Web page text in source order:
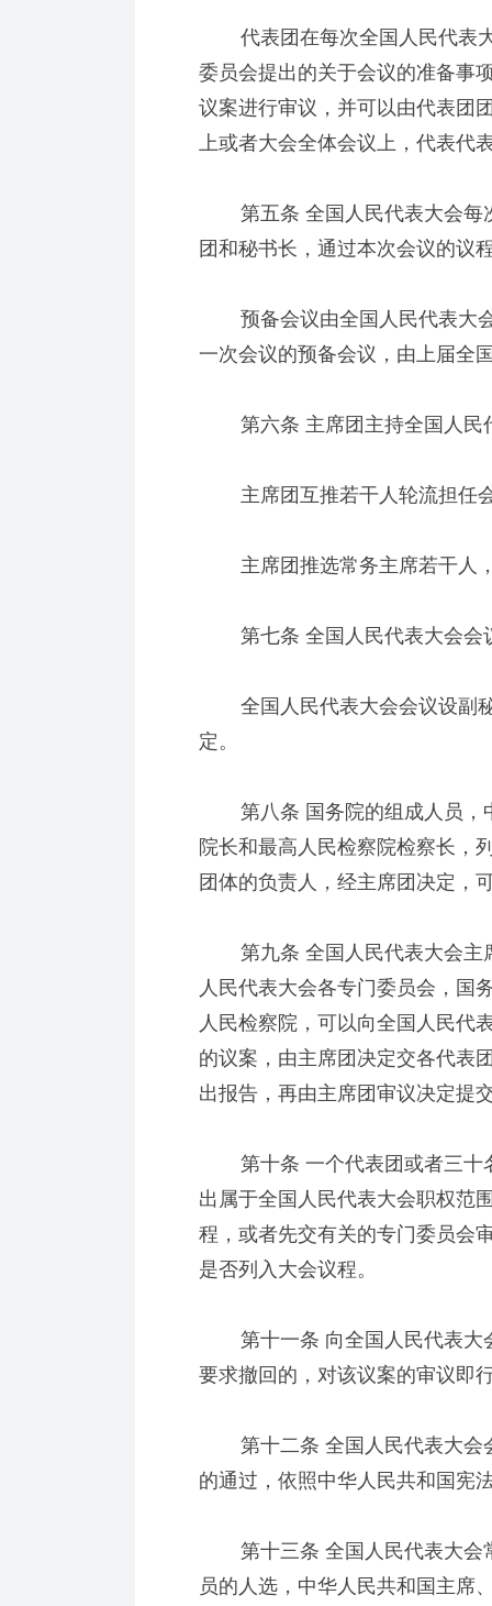
代表团在每次全国人民代表大
委员会提出的关于会议的准备事
议案进行审议，并可以由代表团
上或者大会全体会议上，代表代
第五条 全国人民代表大会每
团和秘书长，通过本次会议的议
预备会议由全国人民代表大会
一次会议的预备会议，由上届全
第六条 主席团主持全国人民
主席团互推若干人轮流担任
主席团推选常务主席若干人
第七条 全国人民代表大会会
全国人民代表大会会议设副秘
定。
第八条 国务院的组成人员，
院长和最高人民检察院检察长，
团体的负责人，经主席团决定，
第九条 全国人民代表大会主
人民代表大会各专门委员会，国
人民检察院，可以向全国人民代
的议案，由主席团决定交各代表
出报告，再由主席团审议决定提
第十条 一个代表团或者三十
出属于全国人民代表大会职权范
程，或者先交有关的专门委员会
是否列入大会议程。
第十一条 向全国人民代表大
要求撤回的，对该议案的审议即
第十二条 全国人民代表大会
的通过，依照中华人民共和国宪
第十三条 全国人民代表大会
员的人选，中华人民共和国主席